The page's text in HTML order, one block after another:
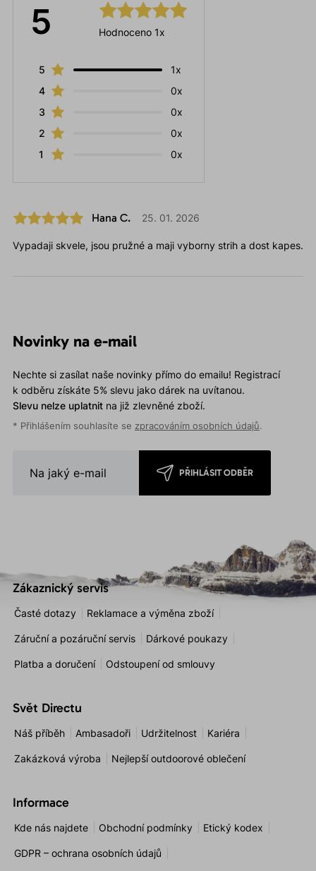
5 Hodnoceno 1x
5
1x
4
0x
3
0x
2
0x
1
0x
Hana C. 25. 01. 2026
Vypadaji skvele, jsou pružné a maji vyborny strih a dost kapes.
Novinky na e-mail
Nechte si zasílat naše novinky přímo do emailu! Registrací
k odběru získáte 5% slevu jako dárek na uvítanou.
Slevu nelze uplatnitna již zlevněné zboží.
* Přihlášením souhlasíte se zpracováním osobních údajů.
PŘIHLÁSIT ODBĚR
Zákaznický servis
Časté dotazy Reklamace a výměna zboží
Záruční a pozáruční servis Dárkové poukazy
Platba a doručení Odstoupení od smlouvy
Svět Directu
Náš příběh Ambasadoři Udržitelnost Kariéra
Zakázková výroba Nejlepší outdoorové oblečení
Informace
Kde nás najdete Obchodní podmínky Etický kodex
GDPR – ochrana osobních údajů